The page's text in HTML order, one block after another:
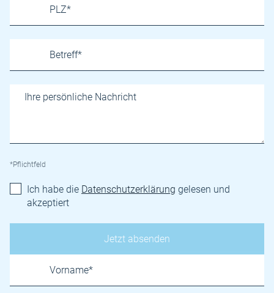
*Pflichtfeld
Ich habe die Datenschutzerklärung gelesen und
akzeptiert